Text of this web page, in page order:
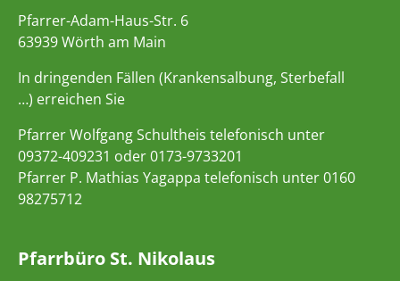
Pfarrer-Adam-Haus-Str. 6
63939 Wörth am Main
In dringenden Fällen (Krankensalbung, Sterbefall
…) erreichen Sie
Pfarrer Wolfgang Schultheis telefonisch unter
09372-409231 oder 0173-9733201
Pfarrer P. Mathias Yagappa telefonisch unter 0160
98275712
Pfarrbüro St. Nikolaus